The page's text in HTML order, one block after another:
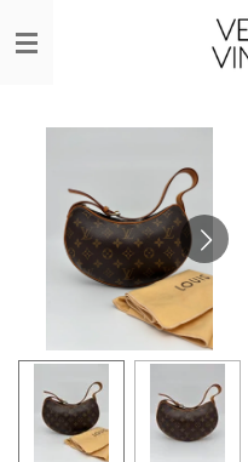
Ga
direct